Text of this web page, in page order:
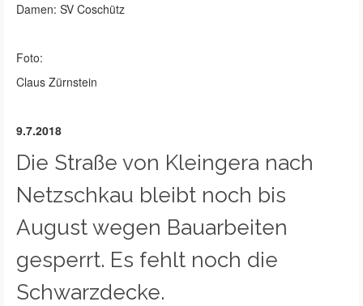
Damen: SV Coschütz
Foto:
Claus Zürnstein
9.7.2018
Die Straße von Kleingera nach
Netzschkau bleibt noch bis
August wegen Bauarbeiten
gesperrt. Es fehlt noch die
Schwarzdecke.